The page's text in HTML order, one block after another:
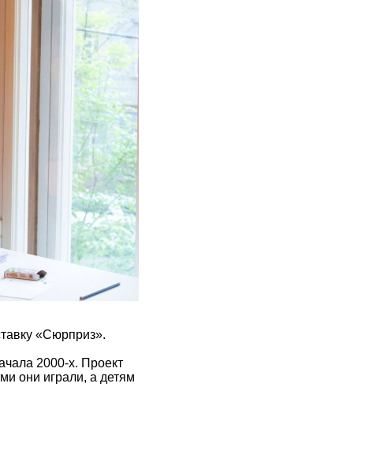
«Сюрприз».
2000-х. Проект
они играли, а детям